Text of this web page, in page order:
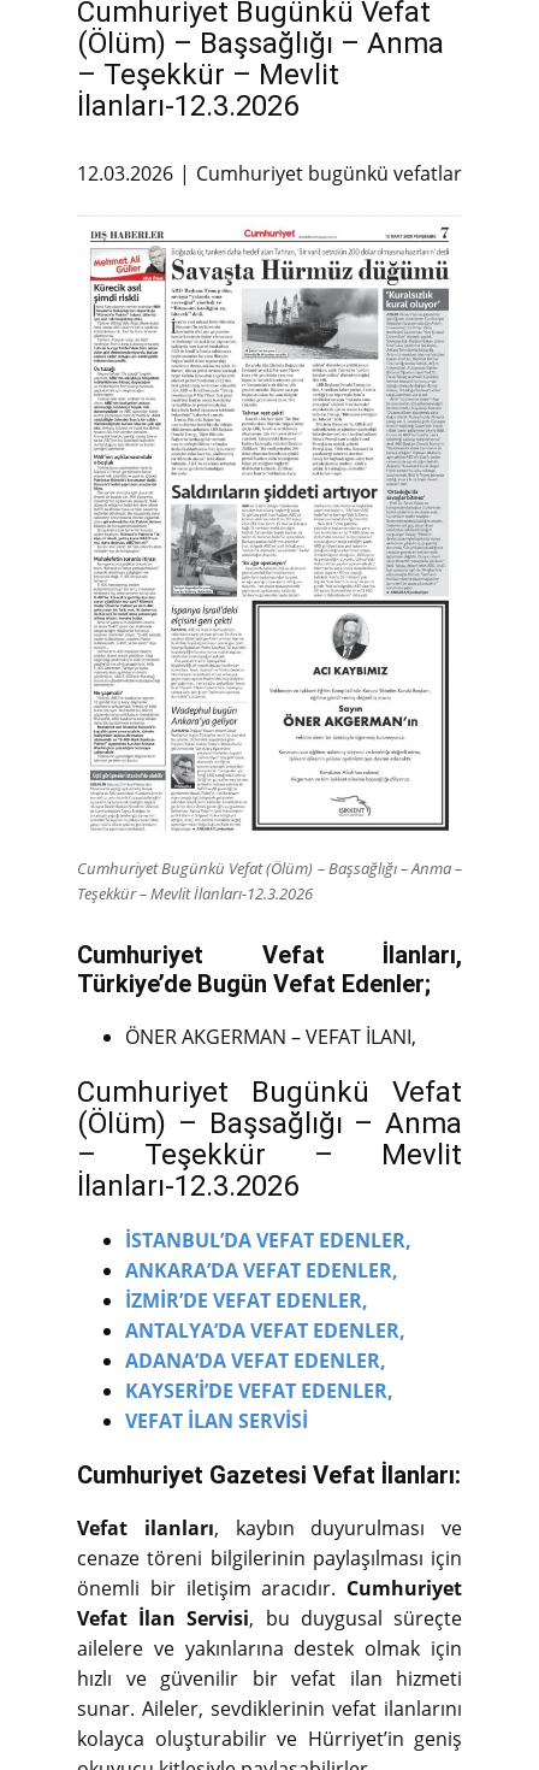
Cumhuriyet Bugünkü Vefat
(Ölüm) – Başsağlığı – Anma
– Teşekkür – Mevlit
İlanları-12.3.2026
12.03.2026 Cumhuriyet bugünkü vefatlar
Cumhuriyet Bugünkü Vefat (Ölüm) – Başsağlığı – Anma –
Teşekkür – Mevlit İlanları-12.3.2026
Cumhuriyet Vefat İlanları,
Türkiye’de Bugün Vefat Edenler;
ÖNER AKGERMAN – VEFAT İLANI,
Cumhuriyet Bugünkü Vefat
(Ölüm) – Başsağlığı – Anma
– Teşekkür – Mevlit
İlanları-12.3.2026
İSTANBUL’DA VEFAT EDENLER,
ANKARA’DA VEFAT EDENLER,
İZMİR’DE VEFAT EDENLER,
ANTALYA’DA VEFAT EDENLER,
ADANA’DA VEFAT EDENLER,
KAYSERİ’DE VEFAT EDENLER,
VEFAT İLAN SERVİSİ
Cumhuriyet Gazetesi Vefat İlanları:
Vefat ilanları, kaybın duyurulması ve
cenaze töreni bilgilerinin paylaşılması için
önemli bir iletişim aracıdır. Cumhuriyet
Vefat İlan Servisi, bu duygusal süreçte
ailelere ve yakınlarına destek olmak için
hızlı ve güvenilir bir vefat ilan hizmeti
sunar. Aileler, sevdiklerinin vefat ilanlarını
kolayca oluşturabilir ve Hürriyet’in geniş